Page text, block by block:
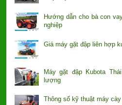
Hướng dẫn cho bà con
nghiệp
Giá máy gặt đập liên hợp
Máy gặt đập Kubota
lượng
Thông số kỹ thuật máy